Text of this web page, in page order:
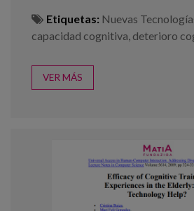
Etiquetas: Nuevas
capacidad cognitiva deterioro
VER MÁS